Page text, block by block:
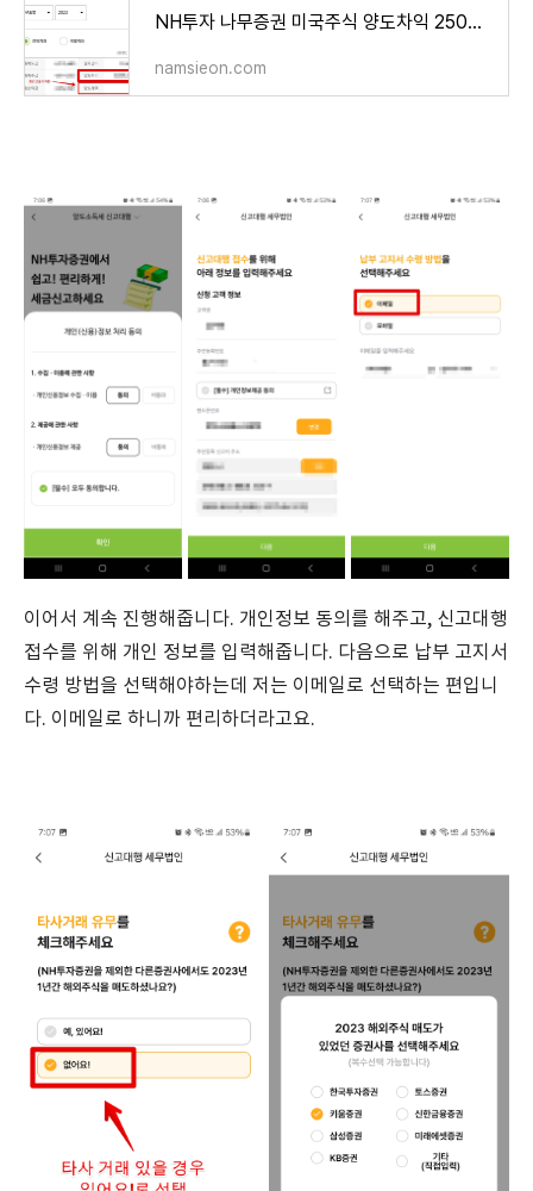
NH투자 나무증권 미국주식 양도차익 250만원 기본공제 수익실현 및 양도소득세 확인 방법
namsieon.com
이어서 계속 진행해줍니다. 개인정보 동의를 해주고, 신고대행
접수를 위해 개인 정보를 입력해줍니다. 다음으로 납부 고지서
수령 방법을 선택해야하는데 저는 이메일로 선택하는 편입니
다. 이메일로 하니까 편리하더라고요.